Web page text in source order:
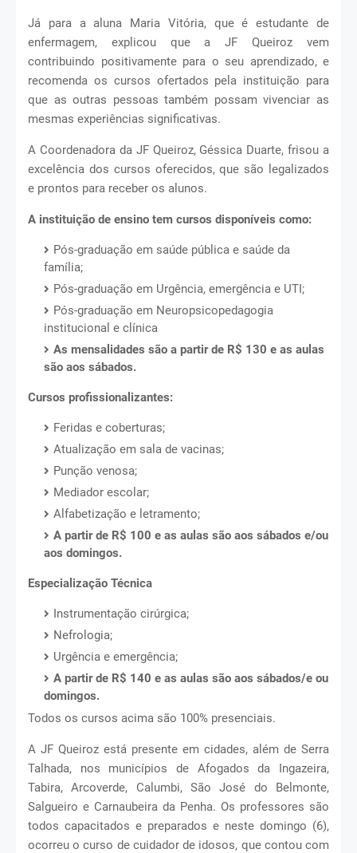
Já para a aluna Maria Vitória, que é estudante de
enfermagem, explicou que a JF Queiroz vem
contribuindo positivamente para o seu aprendizado, e
recomenda os cursos ofertados pela instituição para
que as outras pessoas também possam vivenciar as
mesmas experiências significativas.
A Coordenadora da JF Queiroz, Géssica Duarte, frisou a
excelência dos cursos oferecidos, que são legalizados
e prontos para receber os alunos.
A instituição de ensino tem cursos disponíveis como:
‌Pós-graduação em saúde pública e saúde da
família;
Pós-graduação em Urgência, emergência e UTI;
Pós-graduação em Neuropsicopedagogia
institucional e clínica
As mensalidades são a partir de R$ 130 e as aulas
são aos sábados.
Cursos profissionalizantes:
‌Feridas e coberturas;
Atualização em sala de vacinas;
Punção venosa;
Mediador escolar;
Alfabetização e letramento;
A partir de R$ 100 e as aulas são aos sábados e/ou
aos domingos.
Especialização Técnica
‌Instrumentação cirúrgica;
Nefrologia;
Urgência e emergência;
A partir de R$ 140 e as aulas são aos sábados/e ou
domingos.
Todos os cursos acima são 100% presenciais.
A JF Queiroz está presente em cidades, além de Serra
Talhada, nos municípios de Afogados da Ingazeira,
Tabira, Arcoverde, Calumbi, São José do Belmonte,
Salgueiro e Carnaubeira da Penha. Os professores são
todos capacitados e preparados e neste domingo (6),
ocorreu o curso de cuidador de idosos, que contou com